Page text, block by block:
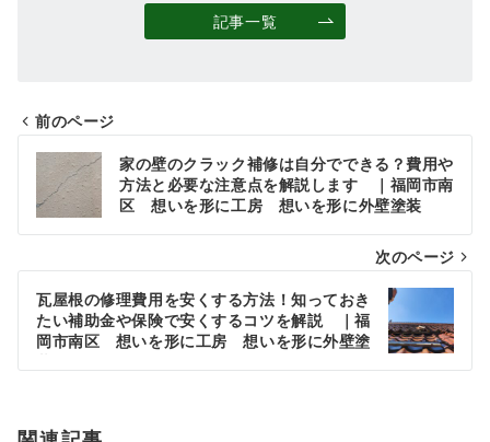
記事一覧
投
ナ
ビ
ゲ
ー
シ
前のページ
家の壁のクラック補修は自分でできる？費用や
方法と必要な注意点を解説します ｜福岡市南
区 想いを形に工房 想いを形に外壁塗装
次のページ
瓦屋根の修理費用を安くする方法！知っておき
たい補助金や保険で安くするコツを解説 ｜福
岡市南区 想いを形に工房 想いを形に外壁塗